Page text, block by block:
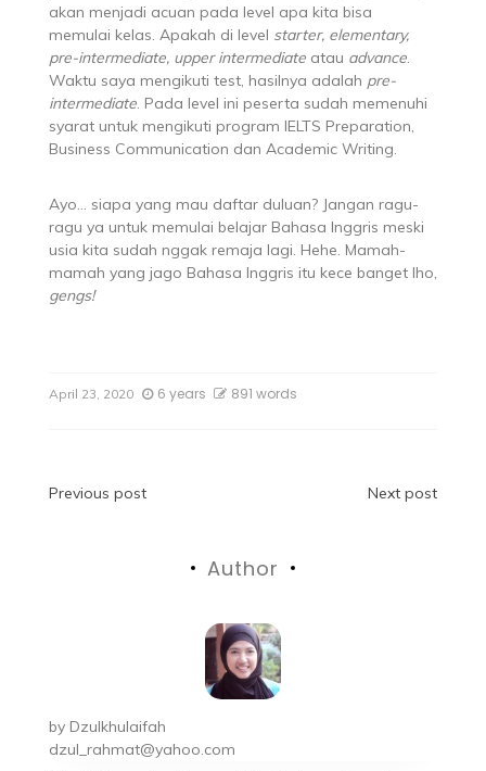
akan menjadi acuan pada level apa kita bisa
memulai kelas. Apakah di level starter, elementary,
pre-intermediate, upper intermediateatau advance.
Waktu saya mengikuti test, hasilnya adalah pre-
intermediate. Pada level ini peserta sudah memenuhi
syarat untuk mengikuti program IELTS Preparation,
Business Communication dan Academic Writing.
Ayo… siapa yang mau daftar duluan? Jangan ragu-
ragu ya untuk memulai belajar Bahasa Inggris meski
usia kita sudah nggak remaja lagi. Hehe. Mamah-
mamah yang jago Bahasa Inggris itu kece banget lho,
gengs!
April 23, 2020 6 years 891 words
Previous post Next post
Author
by Dzulkhulaifah
dzul_rahmat@yahoo.com